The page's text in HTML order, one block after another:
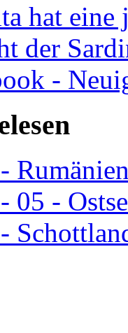
hat eine
der
-
Rumänien
05 -